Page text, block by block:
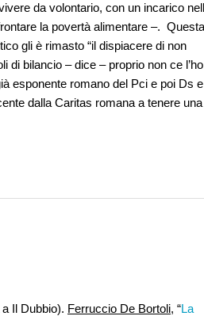
da volontario, con un incarico
la povertà alimentare –. Questa
gli è rimasto “il dispiacere di non
bilancio – dice – proprio non ce l’ho
esponente romano del Pci e poi Ds e
dalla Caritas romana a tenere una
Il Dubbio). Ferruccio De Bortoli, “La